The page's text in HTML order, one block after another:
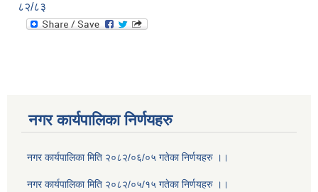
८२/८३
नगर कार्यपालिका निर्णयहरु
नगर कार्यपालिका मिति २०८२/०६/०५ गतेका निर्णयहरु ।।
नगर कार्यपालिका मिति २०८२/०५/१५ गतेका निर्णयहरु ।।